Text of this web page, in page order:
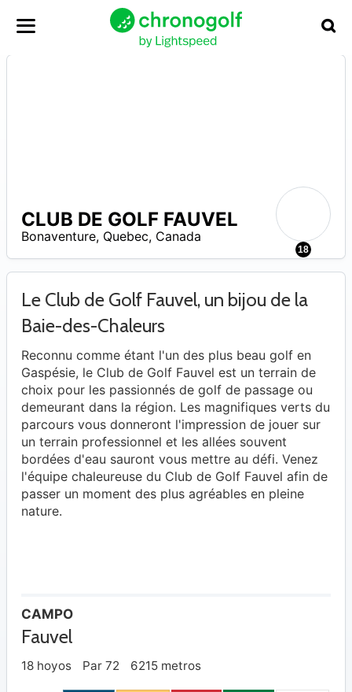
18
CLUB DE GOLF FAUVEL
Bonaventure, Quebec, Canada
Le Club de Golf Fauvel, un bijou de la
Baie-des-Chaleurs
Reconnu comme étant l'un des plus beau golf en
Gaspésie, le Club de Golf Fauvel est un terrain de
choix pour les passionnés de golf de passage ou
demeurant dans la région. Les magnifiques verts du
parcours vous donneront l'impression de jouer sur
un terrain professionnel et les allées souvent
bordées d'eau sauront vous mettre au défi. Venez
l'équipe chaleureuse du Club de Golf Fauvel afin de
passer un moment des plus agréables en pleine
nature.
CAMPO
Fauvel
18 hoyos Par 72 6215 metros